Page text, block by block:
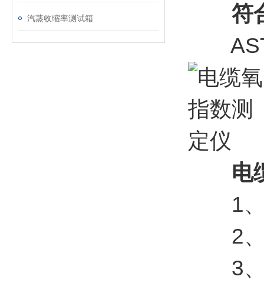
汽蒸收缩率测试箱
符
电
1、
2、
3、